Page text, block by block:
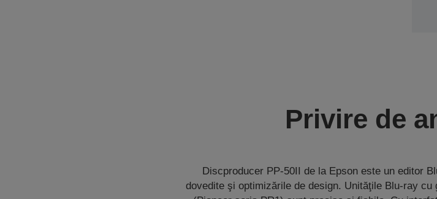
Privire de
Discproducer PP-50II de la Epson este un editor
dovedite şi optimizările de design. Unităţile Blu-ray